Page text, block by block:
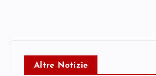
Altre Notizie